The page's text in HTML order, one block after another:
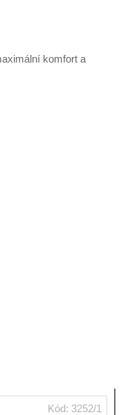
komfort a
Kód: 3252/1